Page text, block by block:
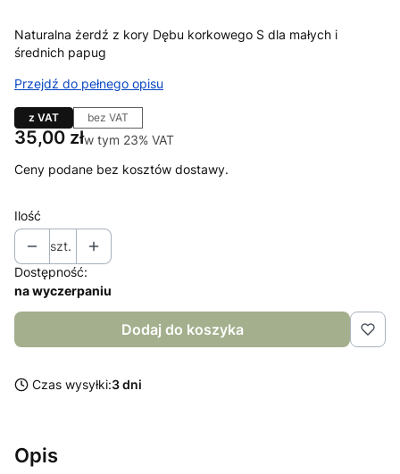
Naturalna żerdź z kory Dębu korkowego S dla małych i
średnich papug
Przejdź do pełnego opisu
z VAT bez VAT
Cena
35,00 złw tym 23% VAT
w tym 23% VAT
Ceny podane bez kosztów dostawy.
Ilość
szt.
Dostępność:
na wyczerpaniu
Dodaj do koszyka
Czas wysyłki:3 dni
Opis